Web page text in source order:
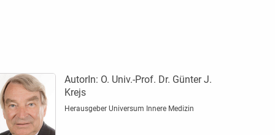
AutorIn: O. Univ.-Prof. Dr. Günter J.
Krejs
Herausgeber Universum Innere Medizin